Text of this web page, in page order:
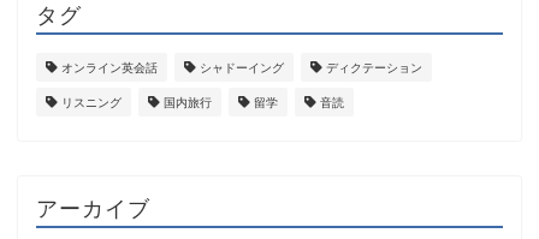
タグ
オンライン英会話 シャドーイング ディクテーション
リスニング 国内旅行 留学 音読
アーカイブ